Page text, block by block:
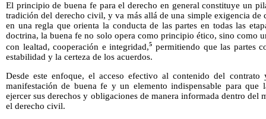
El principio de buena fe para el derecho en general constituye un
tradición del derecho civil, y va más allá de una simple exigencia
en una regla que orienta la conducta de las partes en todas las
doctrina, la buena fe no solo opera como principio ético, sino como
con lealtad, cooperación e integridad,5 permitiendo que las partes
estabilidad y la certeza de los acuerdos.
Desde este enfoque, el acceso efectivo al contenido del
manifestación de buena fe y un elemento indispensable para que
ejercer sus derechos y obligaciones de manera informada dentro del
el derecho civil.